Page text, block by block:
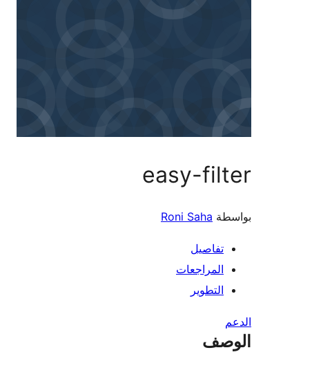
easy-filter
بواسطة Roni Saha
تفاصيل
المراجعات
التطوير
الدعم
الوصف